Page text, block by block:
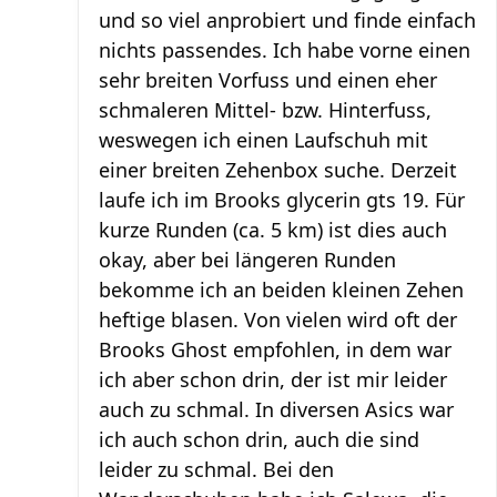
und so viel anprobiert und finde einfach
nichts passendes. Ich habe vorne einen
sehr breiten Vorfuss und einen eher
schmaleren Mittel- bzw. Hinterfuss,
weswegen ich einen Laufschuh mit
einer breiten Zehenbox suche. Derzeit
laufe ich im Brooks glycerin gts 19. Für
kurze Runden (ca. 5 km) ist dies auch
okay, aber bei längeren Runden
bekomme ich an beiden kleinen Zehen
heftige blasen. Von vielen wird oft der
Brooks Ghost empfohlen, in dem war
ich aber schon drin, der ist mir leider
auch zu schmal. In diversen Asics war
ich auch schon drin, auch die sind
leider zu schmal. Bei den